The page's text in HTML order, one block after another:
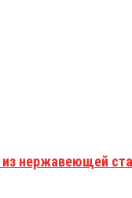
из нержавеющей